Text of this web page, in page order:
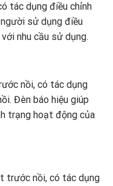
tác dụng điều chỉnh
sử dụng điều
nhu cầu sử dụng.
nồi, có tác dụng
Đèn báo hiệu giúp
trạng hoạt động của
trước nồi, có tác dụng